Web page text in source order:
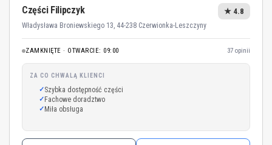
Części Filipczyk
Władysława Broniewskiego 13, 44-238 Czerwionka-Leszczyny
★ 4.8
ZAMKNIĘTE · OTWARCIE: 09:00 37 opinii
ZA CO CHWALĄ KLIENCI
Szybka dostępność części
Fachowe doradztwo
Miła obsługa